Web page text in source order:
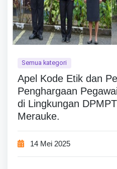
Semua kategori
Apel Kode Etik dan
Penghargaan
di Lingkungan
Merauke.
14 Mei 2025